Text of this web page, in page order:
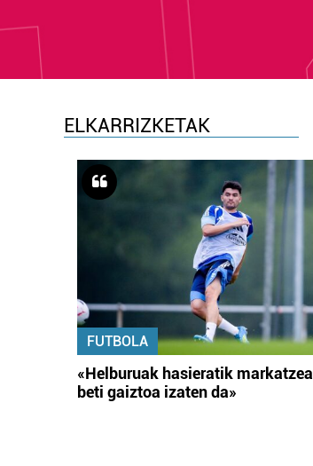
ELKARRIZKETAK
FUTBOLA
«Helburuak hasieratik markatzea
beti gaiztoa izaten da»